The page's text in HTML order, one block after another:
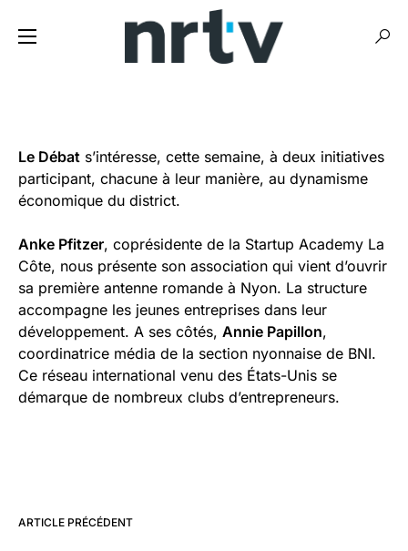
Le Débat s’intéresse, cette semaine, à deux initiatives
participant, chacune à leur manière, au dynamisme
économique du district.
Anke Pfitzer, coprésidente de la Startup Academy La
Côte, nous présente son association qui vient d’ouvrir
sa première antenne romande à Nyon. La structure
accompagne les jeunes entreprises dans leur
développement. A ses côtés, Annie Papillon,
coordinatrice média de la section nyonnaise de BNI.
Ce réseau international venu des États-Unis se
démarque de nombreux clubs d’entrepreneurs.
ARTICLE PRÉCÉDENT